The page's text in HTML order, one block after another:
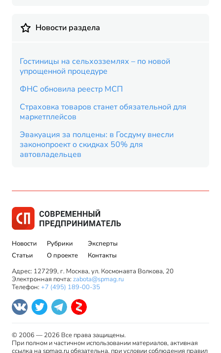
Новости раздела
Гостиницы на сельхозземлях – по новой
упрощенной процедуре
ФНС обновила реестр МСП
Страховка товаров станет обязательной для
маркетплейсов
Эвакуация за полцены: в Госдуму внесли
законопроект о скидках 50% для
автовладельцев
Новости
Статьи
Рубрики
О проекте
Эксперты
Контакты
Адрес: 127299, г. Москва, ул. Космонавта Волкова, 20
Электронная почта: zabota@spmag.ru
Телефон: +7 (495) 189-00-35
© 2006 — 2026 Все права защищены.
При полном и частичном использовании материалов, активная
ссылка на spmag.ru обязательна, при условии соблюдения правил